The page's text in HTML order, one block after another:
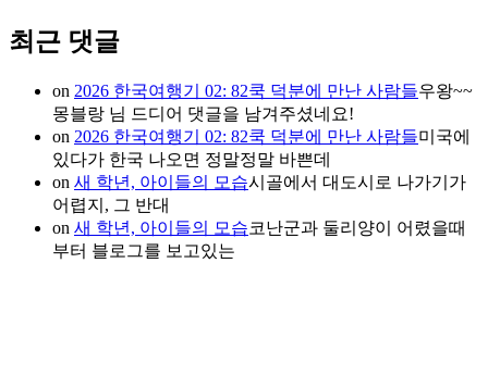
최근 댓글
on 2026 한국여행기 02: 82쿡 덕분에 만난 사람들우왕~~
몽블랑 님 드디어 댓글을 남겨주셨네요!
on 2026 한국여행기 02: 82쿡 덕분에 만난 사람들미국에
있다가 한국 나오면 정말정말 바쁜데
on 새 학년, 아이들의 모습시골에서 대도시로 나가기가
어렵지, 그 반대
on 새 학년, 아이들의 모습코난군과 둘리양이 어렸을때
부터 블로그를 보고있는